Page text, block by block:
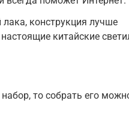
конструкция лучше
китайские
то собрать его